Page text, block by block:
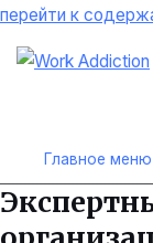
перейти к
Главное меню